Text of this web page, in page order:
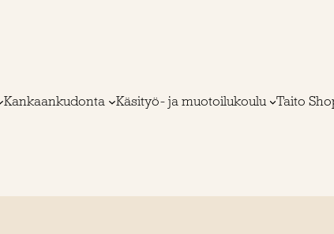
Kankaankudonta Käsityö- ja muotoilukoulu Taito